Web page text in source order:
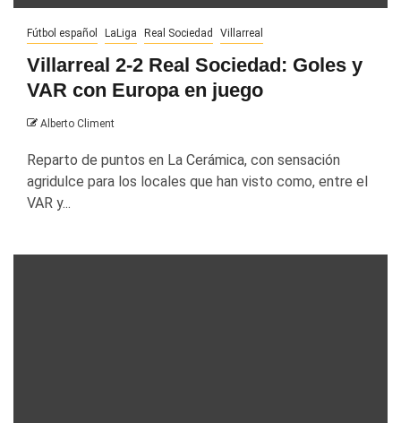
Fútbol español LaLiga Real Sociedad Villarreal
Villarreal 2-2 Real Sociedad: Goles y
VAR con Europa en juego
Alberto Climent
Reparto de puntos en La Cerámica, con sensación
agridulce para los locales que han visto como, entre el
VAR y...